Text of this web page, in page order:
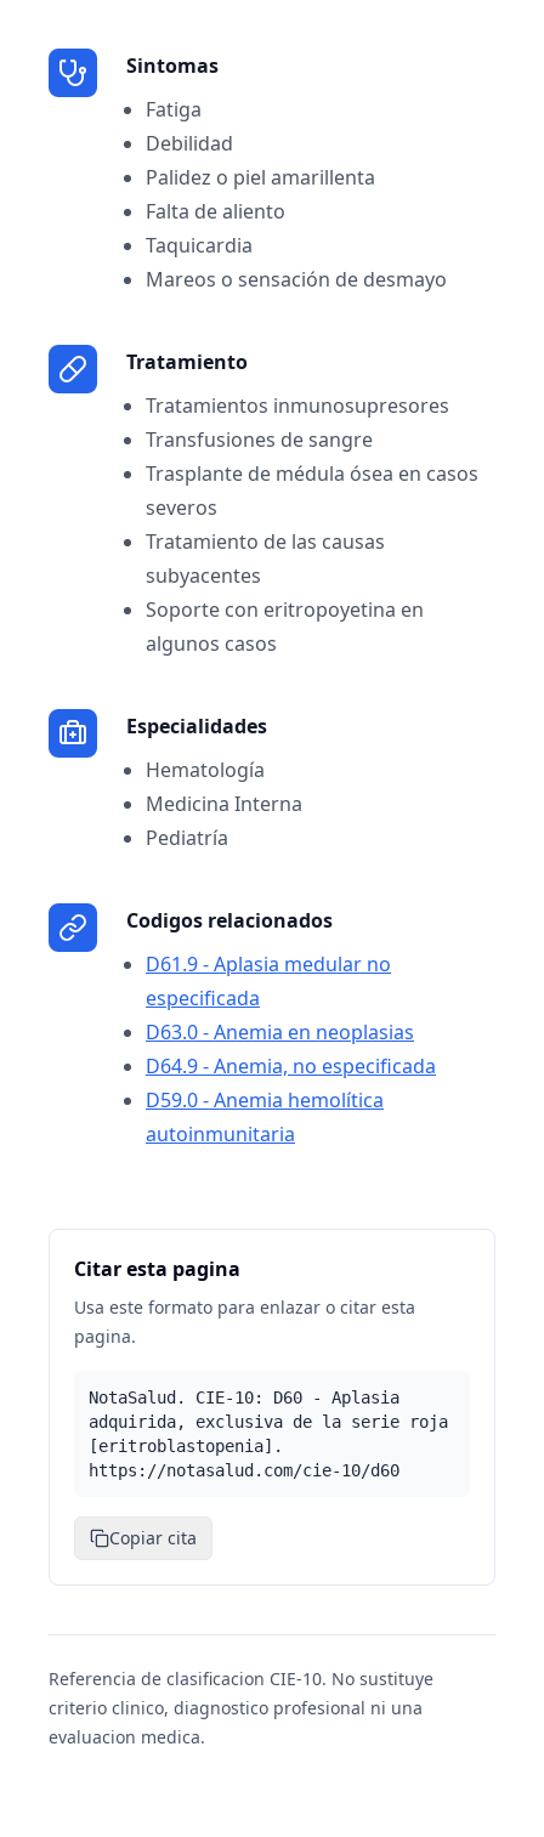
Sintomas
Fatiga
Debilidad
Palidez o piel amarillenta
Falta de aliento
Taquicardia
Mareos o sensación de desmayo
Tratamiento
Tratamientos inmunosupresores
Transfusiones de sangre
Trasplante de médula ósea en casos
severos
Tratamiento de las causas
subyacentes
Soporte con eritropoyetina en
algunos casos
Especialidades
Hematología
Medicina Interna
Pediatría
Codigos relacionados
D61.9 - Aplasia medular no
especificada
D63.0 - Anemia en neoplasias
D64.9 - Anemia, no especificada
D59.0 - Anemia hemolítica
autoinmunitaria
Citar esta pagina
Usa este formato para enlazar o citar esta
pagina.
NotaSalud. CIE-10: D60 - Aplasia
adquirida, exclusiva de la serie roja
[eritroblastopenia].
https://notasalud.com/cie-10/d60
Copiar cita
Referencia de clasificacion CIE-10. No sustituye
criterio clinico, diagnostico profesional ni una
evaluacion medica.